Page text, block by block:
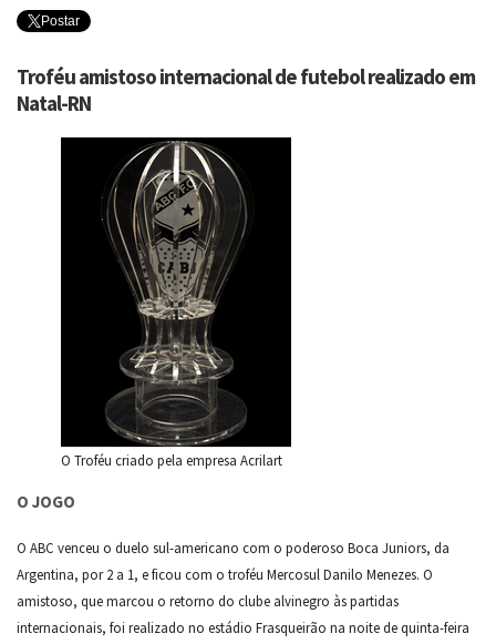
Postar
Troféu amistoso internacional de futebol realizado em
Natal-RN
O Troféu criado pela empresa Acrilart
O JOGO
O ABC venceu o duelo sul-americano com o poderoso Boca Juniors, da
Argentina, por 2 a 1, e ficou com o troféu Mercosul Danilo Menezes. O
amistoso, que marcou o retorno do clube alvinegro às partidas
internacionais, foi realizado no estádio Frasqueirão na noite de quinta-feira